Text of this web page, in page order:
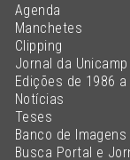
Agenda
Manchetes
Clipping
Jornal da Unicamp
Edições de 1986 a
Notícias
Teses
Banco de Imagens
Busca Portal e